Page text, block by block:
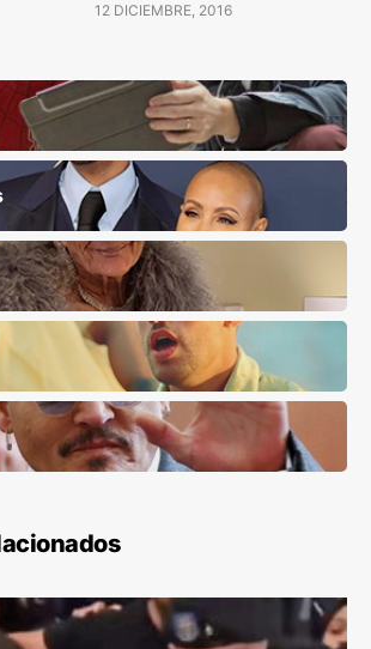
12 DICIEMBRE, 2016